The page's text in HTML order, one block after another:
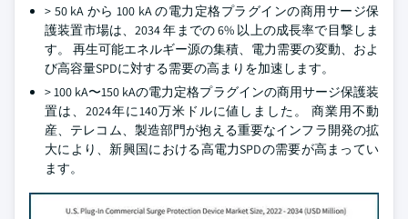
> 50 kA から 100 kA の電力定格プラグインの商用サージ保
護装置市場は、2034 年までの 6% 以上の成長率で目撃しま
す。 再生可能エネルギー源の集積、電力需要の変動、およ
び高容量SPDに対する需要の高まりを加速します。
> 100 kA〜150 kAの電力定格プラグインの商用サージ保護装
置は、2024年に140万米ドルに値しました。 商業用不動
産、テレコム、製造部門が抱える重要なインフラ開発の拡
大により、新興国における高電力SPDの需要が高まってい
ます。